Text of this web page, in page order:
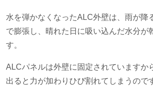
水を弾かなくなったALC外壁は、雨が降
で膨張し、晴れた日に吸い込んだ水分が
す。
ALCパネルは外壁に固定されていますか
出ると力が加わりひび割れてしまうので